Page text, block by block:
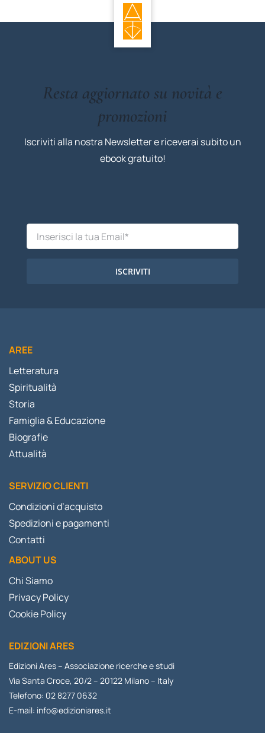
Resta aggiornato su novità e
promozioni
Iscriviti alla nostra Newsletter e riceverai subito un
ebook gratuito!
ISCRIVITI
AREE
Letteratura
Spiritualità
Storia
Famiglia & Educazione
Biografie
Attualità
SERVIZIO CLIENTI
Condizioni d’acquisto
Spedizioni e pagamenti
Contatti
ABOUT US
Chi Siamo
Privacy Policy
Cookie Policy
EDIZIONI ARES
Edizioni Ares – Associazione ricerche e studi
Via Santa Croce, 20/2 – 20122 Milano – Italy
Telefono: 02 8277 0632
E-mail: info@edizioniares.it